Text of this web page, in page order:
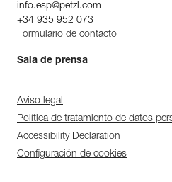
info.esp@petzl.com
+34 935 952 073
Formulario de contacto
Sala de prensa
Aviso legal
Política de tratamiento de datos
Accessibility Declaration
Configuración de cookies